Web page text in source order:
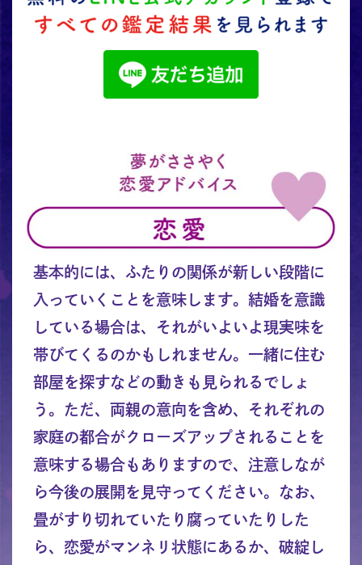
基本的には、ふたりの関係が新しい段階に
入っていくことを意味します。結婚を意識
している場合は、それがいよいよ現実味を
帯びてくるのかもしれません。一緒に住む
部屋を探すなどの動きも見られるでしょ
う。ただ、両親の意向を含め、それぞれの
家庭の都合がクローズアップされることを
意味する場合もありますので、注意しなが
ら今後の展開を見守ってください。なお、
畳がすり切れていたり腐っていたりした
ら、恋愛がマンネリ状態にあるか、破綻し